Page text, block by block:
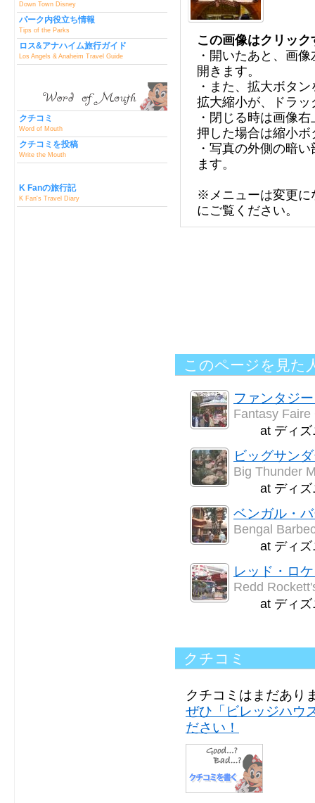
Down Town Disney
パーク内役立ち情報
Tips of the Parks
ロス&アナハイム旅行ガイド
Los Angels & Anaheim Travel Guide
クチコミ
Word of Mouth
クチコミを投稿
Write the Mouth
K Fanの旅行記
K Fan's Travel Diary
この画像はクリッ
・開いたあと、画
開きます。
・また、拡大ボタ
拡大縮小が、ドラ
・閉じる時は画像
押した場合は縮小
・写真の外側の暗
ます。
※メニューは変更に
にご覧ください。
このページを見た
ファンタジ
Fantasy Faire
at ディ
ビッグサン
Big Thunder
at ディ
ベンガル・
Bengal
at ディ
レッド・ロ
Redd
at ディ
クチコミ
クチコミはまだあり
ぜひ「ビレッジハウ
ださい！